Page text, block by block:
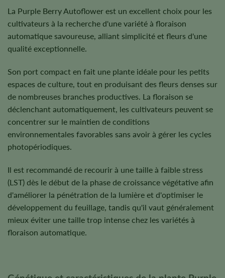
La Purple Berry Autoflower est un excellent choix pour les
cultivateurs à la recherche d'une variété à floraison
automatique savoureuse, alliant simplicité et fleurs d'une
qualité exceptionnelle.
Son port compact en fait une plante idéale pour les petits
espaces de culture, tout en produisant des fleurs denses sur
de nombreuses branches productives. La floraison se
déclenchant automatiquement, les cultivateurs peuvent se
concentrer sur le maintien de conditions
environnementales favorables sans avoir à gérer les cycles
photopériodiques.
Il est recommandé de recourir à une taille à faible stress
(LST) dès le début de la phase de croissance végétative afin
d'améliorer la pénétration de la lumière et d'optimiser le
développement du feuillage, tandis qu'il vaut généralement
mieux éviter une taille trop intense chez les variétés à
floraison automatique.